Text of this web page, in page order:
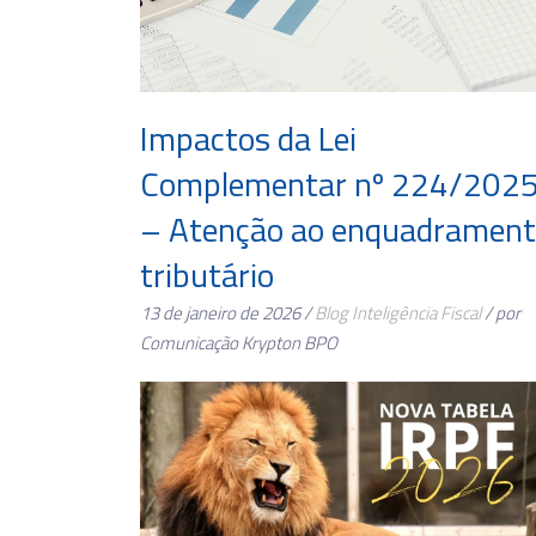
Impactos da Lei
Complementar nº 224/
– Atenção ao
tributário
13 de janeiro de 2026 /BlogInteligência Fiscal/ por
Comunicação Krypton BPO